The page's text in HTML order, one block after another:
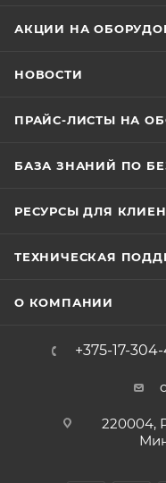
АКЦИИ НА
НОВОСТИ
ПРАЙС-ЛИСТЫ НА
БАЗА ЗНАНИЙ ПО
РЕСУРСЫ ДЛЯ
ТЕХНИЧЕСКАЯ
О КОМПАНИИ
+375-17-
220004,